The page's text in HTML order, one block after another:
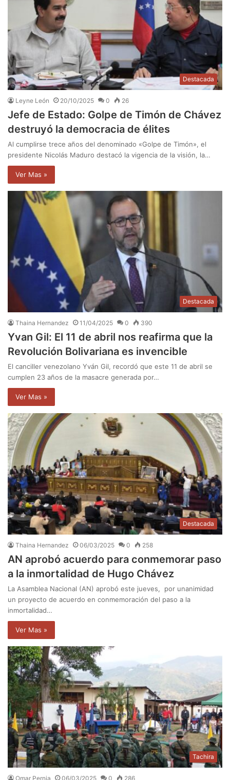
Destacada
Leyne León 20/10/2025 0 26
Jefe de Estado: Golpe de Timón de Chávez
destruyó la democracia de élites
Al cumplirse trece años del denominado «Golpe de Timón», el
presidente Nicolás Maduro destacó la vigencia de la visión, la…
Ver Mas »
Destacada
Thaina Hernandez 11/04/2025 0 390
Yvan Gil: El 11 de abril nos reafirma que la
Revolución Bolivariana es invencible
El canciller venezolano Yván Gil, recordó que este 11 de abril se
cumplen 23 años de la masacre generada por…
Ver Mas »
Destacada
Thaina Hernandez 06/03/2025 0 258
AN aprobó acuerdo para conmemorar paso
a la inmortalidad de Hugo Chávez
La Asamblea Nacional (AN) aprobó este jueves, por unanimidad
un proyecto de acuerdo en conmemoración del paso a la
inmortalidad…
Ver Mas »
Tachira
Omar Pernia 06/03/2025 0 286